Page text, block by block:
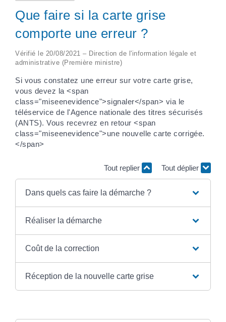
Que faire si la carte grise
comporte une erreur ?
Vérifié le 20/08/2021 – Direction de l'information légale et
administrative (Première ministre)
Si vous constatez une erreur sur votre carte grise,
vous devez la <span
class="miseenevidence">signaler</span> via le
téléservice de l'Agence nationale des titres sécurisés
(ANTS). Vous recevrez en retour <span
class="miseenevidence">une nouvelle carte corrigée.
</span>
Tout replier Tout déplier
Dans quels cas faire la démarche ?
Réaliser la démarche
Coût de la correction
Réception de la nouvelle carte grise